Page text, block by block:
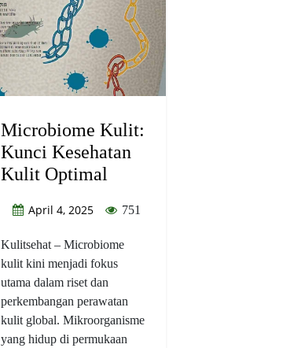
Microbiome Kulit:
Kunci Kesehatan
Kulit Optimal
April 4, 2025 751
Kulitsehat – Microbiome
kulit kini menjadi fokus
utama dalam riset dan
perkembangan perawatan
kulit global. Mikroorganisme
yang hidup di permukaan